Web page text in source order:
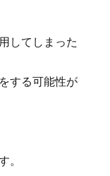
してしまった
する可能性が
。